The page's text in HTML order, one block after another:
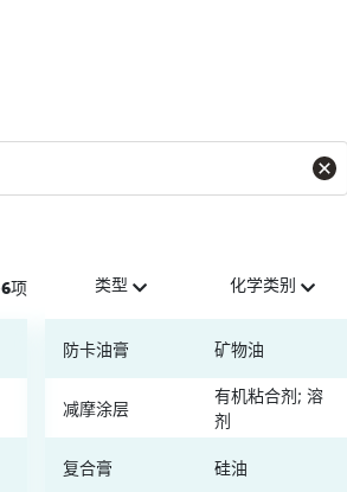
项 类型 化学类别
防卡油膏 矿物油
减摩涂层
有机粘合剂; 溶
剂
复合膏 硅油